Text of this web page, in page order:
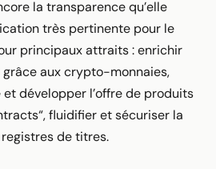
la transparence qu’elle
très pertinente pour le
principaux attraits : enrichir
grâce aux crypto-monnaies,
développer l’offre de produits
fluidifier et sécuriser la
de titres.